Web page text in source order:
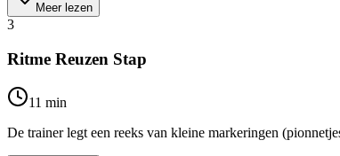
Meer lezen
3
Ritme Reuzen Stap
11 min
De trainer legt een reeks van kleine markeringen